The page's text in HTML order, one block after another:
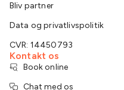
Bliv partner
Data og privatlivspolitik
CVR: 14450793
Kontakt os
Book online
Chat med os